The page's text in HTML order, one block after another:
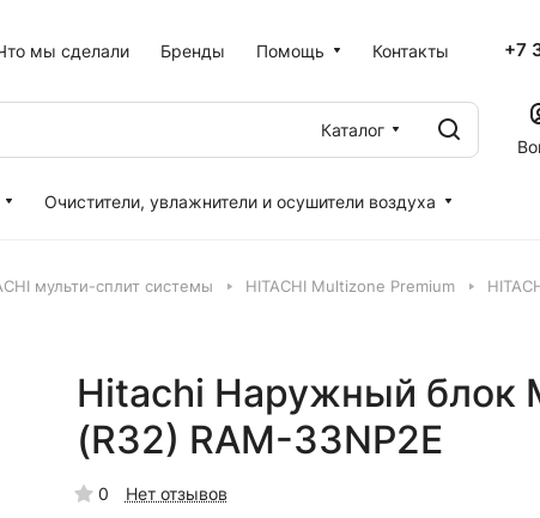
мы сделали Бренды Помощь Контакты +7
Каталог
Очистители, увлажнители и осушители воздуха
мульти-сплит системы HITACHI Multizone Premium
Hitachi Наружный блок
(R32) RAM-33NP2E
0 Нет отзывов